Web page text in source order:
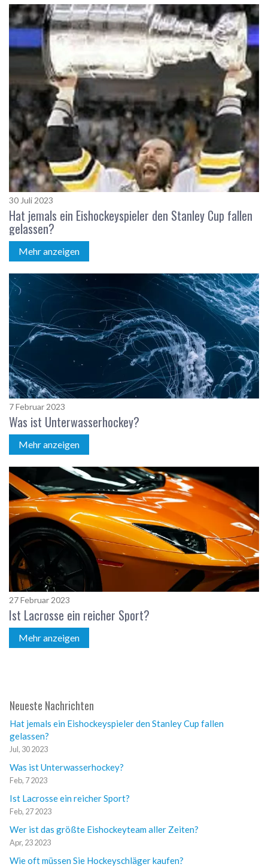
30 Juli 2023
Hat jemals ein Eishockeyspieler den Stanley Cup fallen
gelassen?
Mehr anzeigen
7 Februar 2023
Was ist Unterwasserhockey?
Mehr anzeigen
27 Februar 2023
Ist Lacrosse ein reicher Sport?
Mehr anzeigen
Neueste Nachrichten
Hat jemals ein Eishockeyspieler den Stanley Cup fallen
gelassen?
Jul, 30 2023
Was ist Unterwasserhockey?
Feb, 7 2023
Ist Lacrosse ein reicher Sport?
Feb, 27 2023
Wer ist das größte Eishockeyteam aller Zeiten?
Apr, 23 2023
Wie oft müssen Sie Hockeyschläger kaufen?